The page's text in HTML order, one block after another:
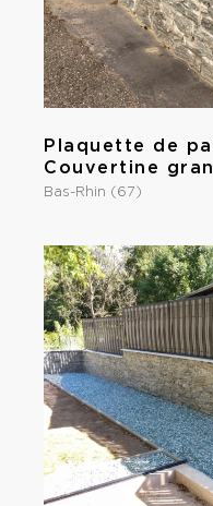
Plaquette de
Couvertine
Bas-Rhin (67)